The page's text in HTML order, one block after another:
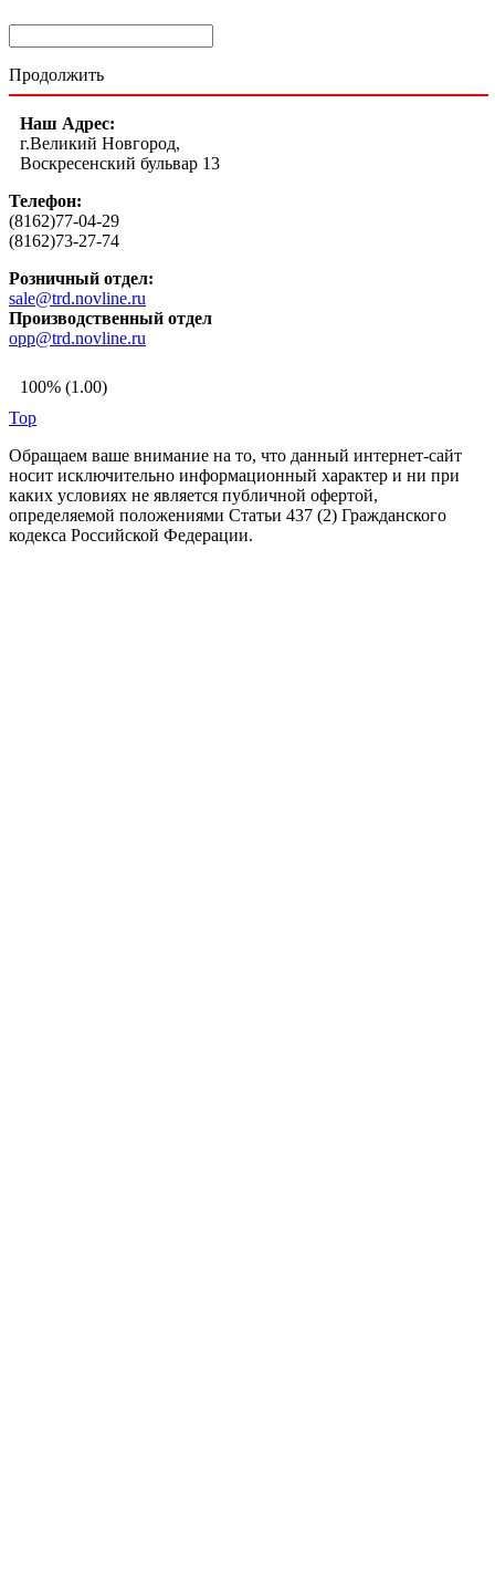
Продолжить
Наш Адрес:
г.Великий Новгород,
Воскресенский бульвар 13
Телефон:
(8162)77-04-29
(8162)73-27-74
Розничный отдел:
sale@trd.novline.ru
Производственный отдел
opp@trd.novline.ru
100% (1.00)
Top
Обращаем ваше внимание на то, что данный интернет-сайт
носит исключительно информационный характер и ни при
каких условиях не является публичной офертой,
определяемой положениями Статьи 437 (2) Гражданского
кодекса Российской Федерации.